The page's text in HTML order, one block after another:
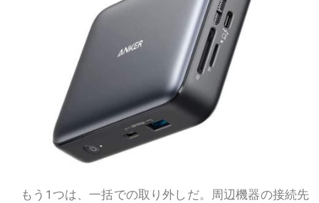
もう1つは、一括での取り外しだ。周辺機器の接続先